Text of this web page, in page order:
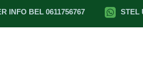
INFO BEL 0611756767 STEL